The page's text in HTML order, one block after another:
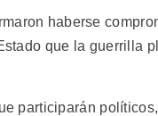
haberse
que la guerrilla
participarán